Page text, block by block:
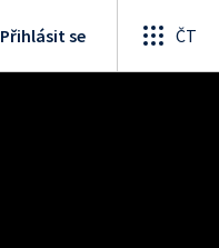
Přihlásit se ČT